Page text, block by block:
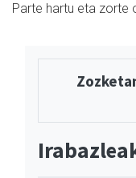
Parte hartu eta zorte